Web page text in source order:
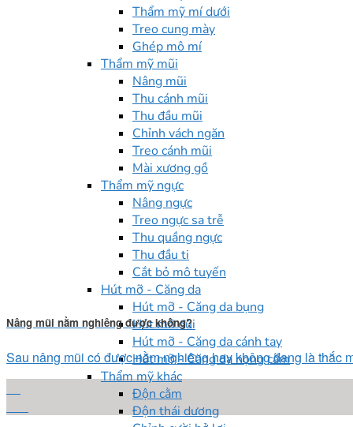
Thẩm mỹ mí dưới
Treo cung mày
Ghép mô mí
Thẩm mỹ mũi
Nâng mũi
Thu cánh mũi
Thu đầu mũi
Chỉnh vách ngăn
Treo cánh mũi
Mài xương gồ
Thẩm mỹ ngực
Nâng ngực
Treo ngực sa trễ
Thu quầng ngực
Thu đầu ti
Cắt bỏ mô tuyến
Hút mỡ - Căng da
Hút mỡ - Căng da bụng
Hút mỡ đùi
Hút mỡ - Căng da cánh tay
Hút mỡ - Căng da nọng cằm
Thẩm mỹ khác
Độn cằm
Độn thái dương
Nâng mũi nằm nghiêng được không?
Sau nâng mũi có được nằm nghiêng hay không đang là thắc